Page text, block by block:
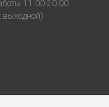
11:00-20:00
выходной)